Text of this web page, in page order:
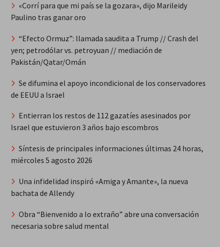
«Corrí para que mi país se la gozara», dijo Marileidy
Paulino tras ganar oro
“Efecto Ormuz”: llamada saudita a Trump // Crash del
yen; petrodólar vs. petroyuan // mediación de
Pakistán/Qatar/Omán
Se difumina el apoyo incondicional de los conservadores
de EEUU a Israel
Entierran los restos de 112 gazatíes asesinados por
Israel que estuvieron 3 años bajo escombros
Síntesis de principales informaciones últimas 24 horas,
miércoles 5 agosto 2026
Una infidelidad inspiró «Amiga y Amante», la nueva
bachata de Allendy
Obra “Bienvenido a lo extraño” abre una conversación
necesaria sobre salud mental